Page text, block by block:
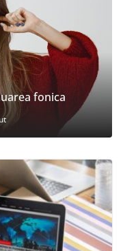
BMW?